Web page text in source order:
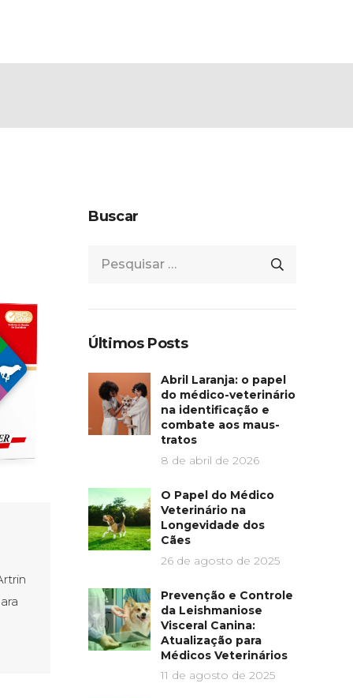
Buscar
Pesquisar
Últimos Posts
Abril Laranja: o papel
do médico-veterinário
na identificação e
combate aos maus-
tratos
8 de abril de 2026
O Papel do Médico
Veterinário na
Longevidade dos
Cães
26 de agosto de 2025
Prevenção e Controle
da Leishmaniose
Visceral Canina:
Atualização para
Médicos Veterinários
11 de agosto de 2025